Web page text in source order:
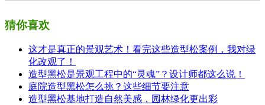
猜你喜欢
这才是真正的景观艺术！看完这些造型松案例，我对绿
化改观了！
造型黑松是景观工程中的“灵魂”？设计师都这么说！
庭院造型黑松怎么挑？这些细节要注意
造型黑松基地打造自然美感，园林绿化更出彩